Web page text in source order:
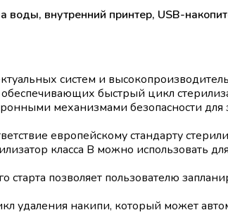
воды, внутренний принтер, USB-
систем и
быстрый цикл
механизмами безопасности
европейскому стандарту
класса B можно использовать
позволяет пользователю
удаления накипи, который может